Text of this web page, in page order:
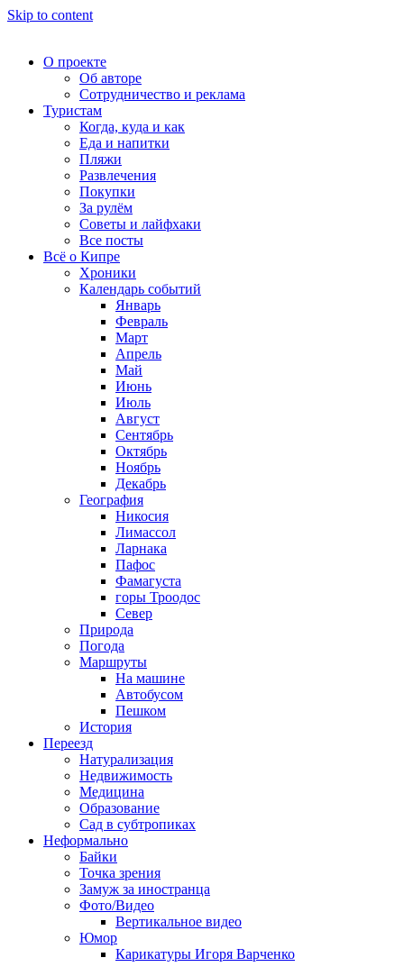
Skip to content
О проекте
Об авторе
Сотрудничество и реклама
Туристам
Когда, куда и как
Еда и напитки
Пляжи
Развлечения
Покупки
За рулём
Советы и лайфхаки
Все посты
Всё о Кипре
Хроники
Календарь событий
Январь
Февраль
Март
Апрель
Май
Июнь
Июль
Август
Сентябрь
Октябрь
Ноябрь
Декабрь
География
Никосия
Лимассол
Ларнака
Пафос
Фамагуста
горы Троодос
Север
Природа
Погода
Маршруты
На машине
Автобусом
Пешком
История
Переезд
Натурализация
Недвижимость
Медицина
Образование
Сад в субтропиках
Неформально
Байки
Точка зрения
Замуж за иностранца
Фото/Видео
Вертикальное видео
Юмор
Карикатуры Игоря Варченко